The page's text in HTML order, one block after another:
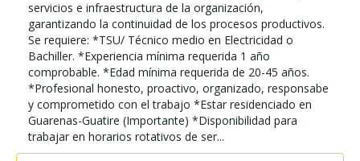
servicios e infraestructura de la organización,
garantizando la continuidad de los procesos productivos.
Se requiere: *TSU/ Técnico medio en Electricidad o
Bachiller. *Experiencia mínima requerida 1 año
comprobable. *Edad mínima requerida de 20-45 años.
*Profesional honesto, proactivo, organizado, responsabe
y comprometido con el trabajo *Estar residenciado en
Guarenas-Guatire (Importante) *Disponibilidad para
trabajar en horarios rotativos de ser...